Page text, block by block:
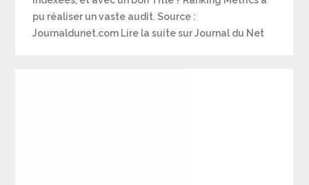
pu réaliser un vaste audit. Source :
Journaldunet.com Lire la suite sur Journal du Net